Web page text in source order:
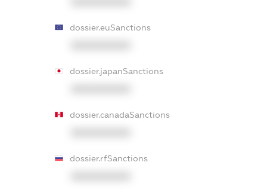
dossier.euSanctions
dossier.japanSanctions
dossier.canadaSanctions
dossier.rfSanctions